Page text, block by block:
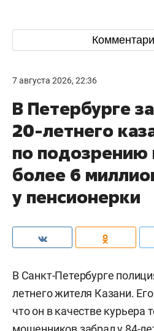
7 августа 2026, 22:36
В Петербурге
20-летнего
по подозрению
более 6
у пенсионерки
В Санкт-Петербурге
летнего жителя Казани.
что он в качестве курьера